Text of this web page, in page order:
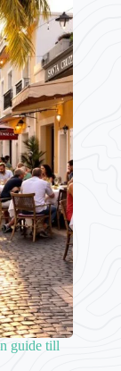
guide till